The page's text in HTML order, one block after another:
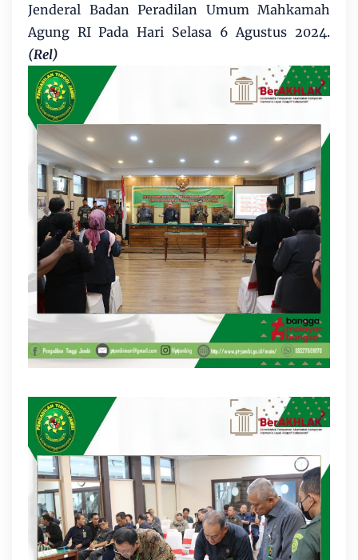
Jenderal Badan Peradilan Umum Mahkamah
Agung RI Pada Hari Selasa 6 Agustus 2024.
(Rel)